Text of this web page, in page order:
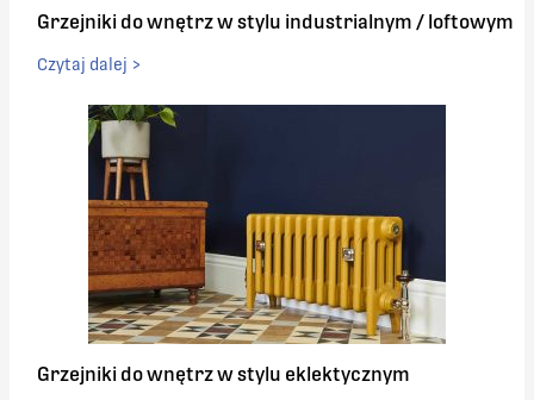
Grzejniki do wnętrz w stylu industrialnym / loftowym
Czytaj dalej >
Grzejniki do wnętrz w stylu eklektycznym